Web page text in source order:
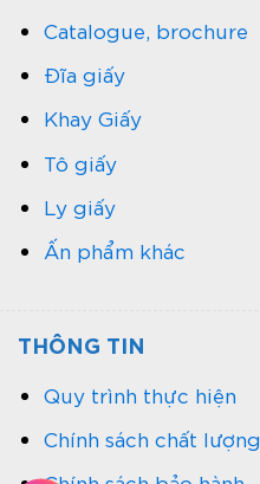
Catalogue, brochure
Đĩa giấy
Khay Giấy
Tô giấy
Ly giấy
Ấn phẩm khác
THÔNG TIN
Quy trình thực hiện
Chính sách chất lượng